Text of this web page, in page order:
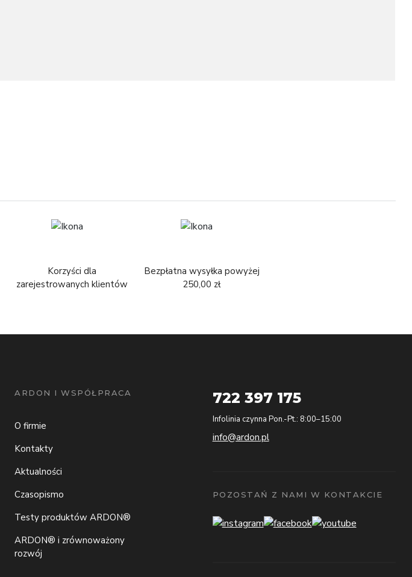
Korzyści dla
zarejestrowanych klientów
Bezpłatna wysyłka powyżej
250,00 zł
ARDON I WSPÓŁPRACA
O firmie
Kontakty
Aktualności
Czasopismo
Testy produktów ARDON®
ARDON® i zrównoważony
rozwój
722 397 175
Infolinia czynna Pon.-Pt.: 8:00–15:00
info@ardon.pl
POZOSTAŃ Z NAMI W KONTAKCIE